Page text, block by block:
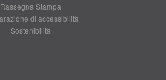
Rassegna Stampa
di accessibilità
Sostenibilità